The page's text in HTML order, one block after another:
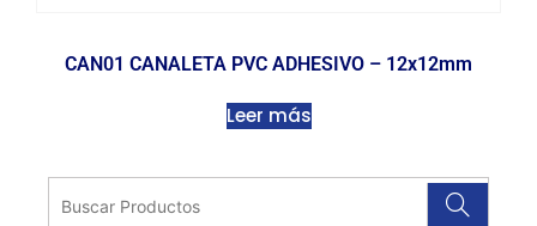
CAN01 CANALETA PVC ADHESIVO – 12x12mm
Leer más